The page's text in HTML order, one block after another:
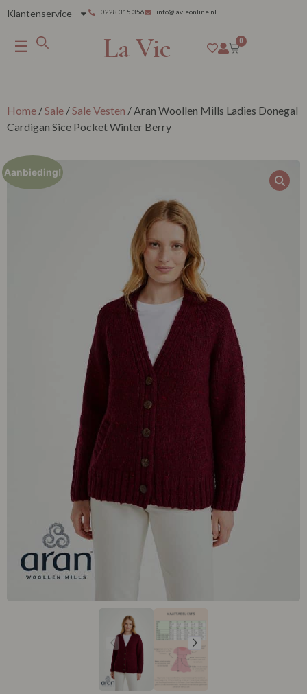
Klantenservice 0228 315 356 info@lavieonline.nl
☰ La Vie 0
Home /Sale /Sale Vesten / Aran Woollen Mills Ladies Donegal
Cardigan Sice Pocket Winter Berry
Aanbieding!